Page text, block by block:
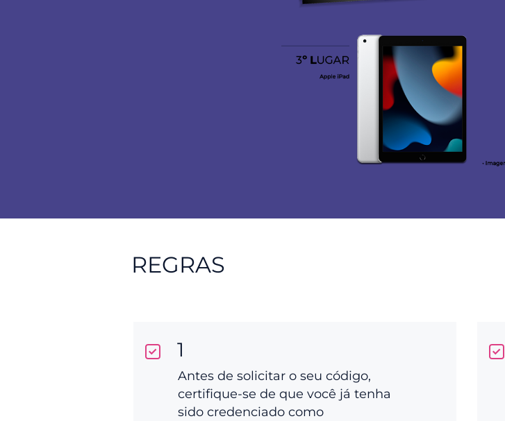
REGRAS
1
Antes de solicitar o seu código,
certifique-se de que você já tenha
sido credenciado como